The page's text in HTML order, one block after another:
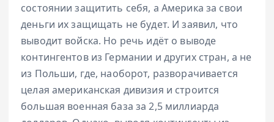
состоянии защитить себя, а Америка за свои
деньги их защищать не будет. И заявил, что
выводит войска. Но речь идёт о выводе
контингентов из Германии и других стран, а не
из Польши, где, наоборот, разворачивается
целая американская дивизия и строится
большая военная база за 2,5 миллиарда